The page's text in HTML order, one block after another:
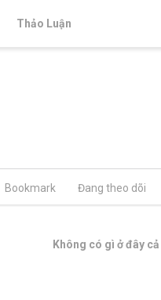
Thảo Luận
Bookmark Đang theo dõi
Không có gì ở đây cả